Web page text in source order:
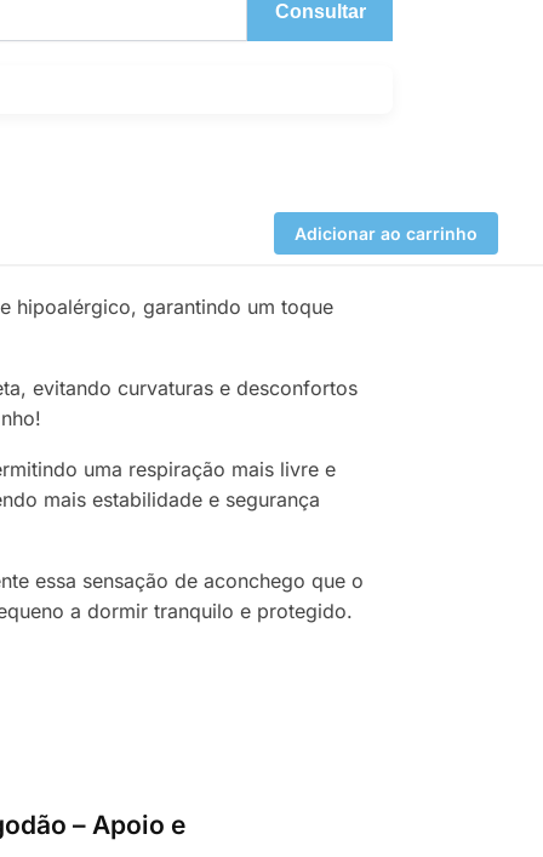
Consultar
Adicionar ao carrinho
hipoalérgico, garantindo um toque
evitando curvaturas e desconfortos
uma respiração mais livre e
mais estabilidade e segurança
essa sensação de aconchego que o
a dormir tranquilo e protegido.
– Apoio e